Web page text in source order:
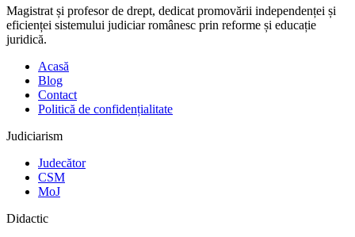
Magistrat și profesor de drept, dedicat promovării independenței și
eficienței sistemului judiciar românesc prin reforme și educație
juridică.
Acasă
Blog
Contact
Politică de confidențialitate
Judiciarism
Judecător
CSM
MoJ
Didactic